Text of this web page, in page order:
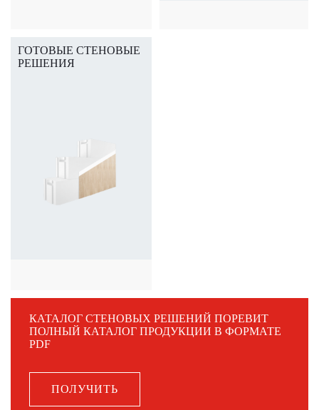
ГОТОВЫЕ СТЕНОВЫЕ
РЕШЕНИЯ
КАТАЛОГ СТЕНОВЫХ РЕШЕНИЙ ПОРЕВИТ
ПОЛНЫЙ КАТАЛОГ ПРОДУКЦИИ В ФОРМАТЕ
PDF
ПОЛУЧИТЬ